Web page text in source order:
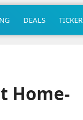
DEALS TICKER
Home-